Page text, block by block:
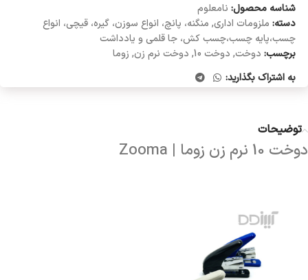
شناسه محصول: نامعلوم
دسته: ملزومات اداری, منگنه، پانچ، انواع سوزن، گیره، قیچی، انواع
چسب،پایه چسب،چسب کش، جا قلمی و یادداشت
برچسب: دوخت, دوخت 10 , دوخت نرم زن, زوما
به اشتراک بگذارید:
توضیحات
دوخت 10 نرم زن زوما | Zooma